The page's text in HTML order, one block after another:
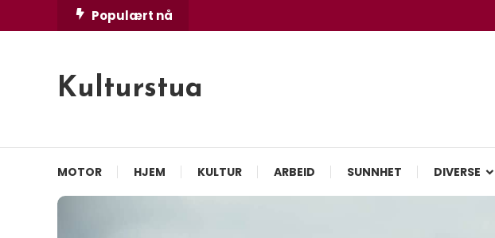
To
Populært nå
Kulturstua
MOTOR HJEM KULTUR ARBEID SUNNHET DIVERSE